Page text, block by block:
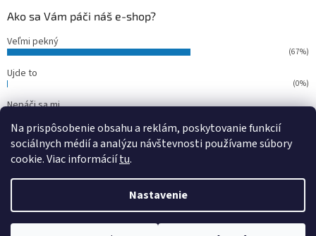
Na prispôsobenie obsahu a reklám, poskytovanie funkcií
sociálnych médií a analýzu návštevnosti používame súbory
cookie. Viac informáciítu.
Nastavenie
Ako sa Vám páči náš e-shop?
Veľmi pekný
(67%)
Ujde to
(0%)
Nepáči sa mi
Počet hlasov:15
Copyright 2026outdoorfish. Všetky práva vyhradené.Upraviť